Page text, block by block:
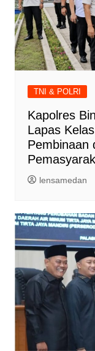
TNI & POLRI
Kapolres
Lapas
Pembinaan
lensamedan